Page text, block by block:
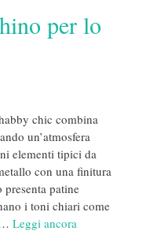
per lo
chic combina
un’atmosfera
elementi tipici da
con una finitura
presenta patine
i toni chiari come
Leggi ancora